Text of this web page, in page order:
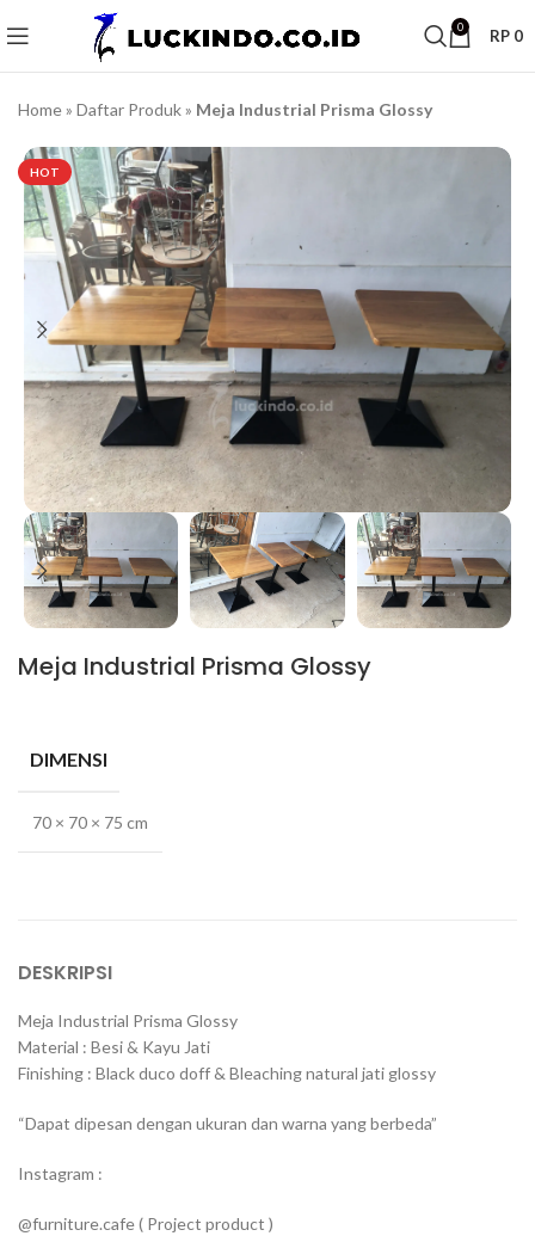
0 RP 0
Home» Daftar Produk» Meja Industrial Prisma Glossy
HOT
Meja Industrial Prisma Glossy
DIMENSI
70 × 70 × 75 cm
DESKRIPSI
Meja Industrial Prisma Glossy
Material : Besi & Kayu Jati
Finishing : Black duco doff & Bleaching natural jati glossy
“Dapat dipesan dengan ukuran dan warna yang berbeda”
Instagram :
@furniture.cafe ( Project product )